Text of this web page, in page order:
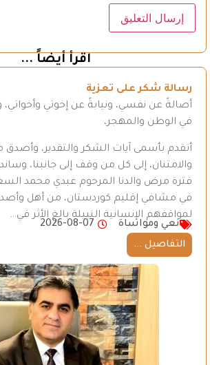
اقرأ أيضاً ...
رسالة شكر على تعزية
أصالةً عن نفسي، ونيابةً عن إخوتي
في الوطن والمهجر،
أتقدم بأسمى آيات الشكر والتقدير، وأصدق
والامتنان، إلى كل من وقف إلى جانبنا،
فترة مرض والدنا المرحوم عبدي محمد
في مشافي إقليم كوردستان، من أهل
لمواقفهم الإنسانية النبيلة بالغ الأثر في…
نعي ومواساة
2026-08-07
التفاصيل ...